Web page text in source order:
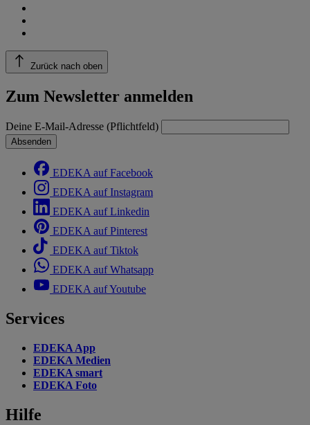
Zurück nach oben
Zum Newsletter anmelden
Deine E-Mail-Adresse (Pflichtfeld)
Absenden
EDEKA auf Facebook
EDEKA auf Instagram
EDEKA auf Linkedin
EDEKA auf Pinterest
EDEKA auf Tiktok
EDEKA auf Whatsapp
EDEKA auf Youtube
Services
EDEKA App
EDEKA Medien
EDEKA smart
EDEKA Foto
Hilfe